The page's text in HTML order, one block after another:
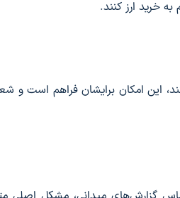
این امکان برایشان فراهم است و